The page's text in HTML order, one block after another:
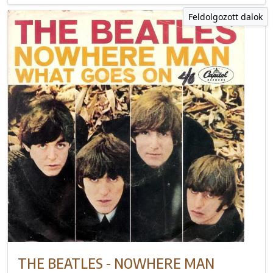
Feldolgozott dalok
THE BEATLES - NOWHERE MAN